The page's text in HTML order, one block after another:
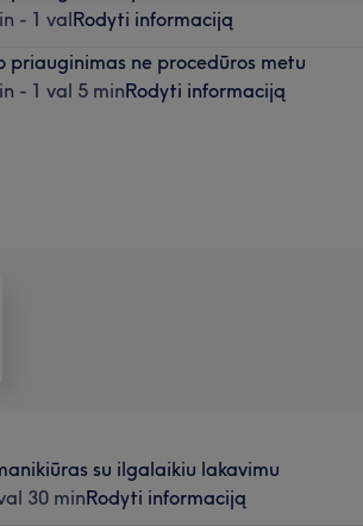
- 1 valRodyti informaciją
priauginimas ne procedūros metu
- 1 val 5 minRodyti informaciją
su ilgalaikiu lakavimu
30 minRodyti informaciją